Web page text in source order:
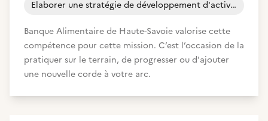
Elaborer une stratégie de développement d'activité
Banque Alimentaire de Haute-Savoie valorise cette
compétence pour cette mission. C’est l’occasion de la
pratiquer sur le terrain, de progresser ou d'ajouter
une nouvelle corde à votre arc.